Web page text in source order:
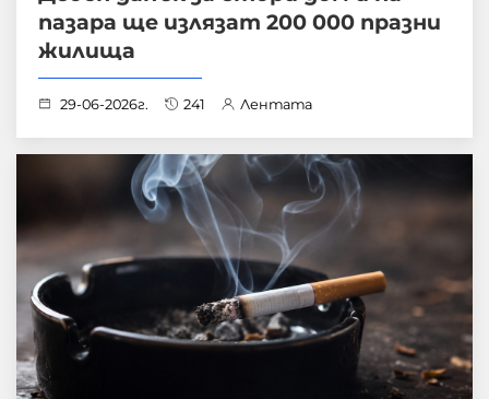
пазара ще излязат 200 000 празни
жилища
29-06-2026г. 241 Лентата